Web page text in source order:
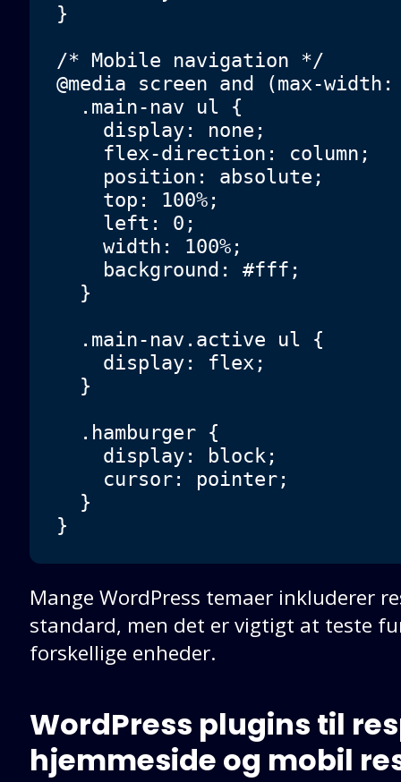
}
/* Mobile navigation */
@media screen and (max-
  .main-nav ul {
    display: none;
    flex-direction: column;
    position: absolute;
    top: 100%;
    left: 0;
    width: 100%;
    background: #fff;
  }
  .main-nav.active ul {
    display: flex;
  }
  .hamburger {
    display: block;
    cursor: pointer;
  }
}
Mange WordPress temaer inkluderer
standard, men det er vigtigt at teste
forskellige enheder.
WordPress plugins til
hjemmeside og mobil